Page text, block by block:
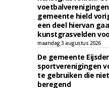
voetbalverenigingen
gemeente hield
een deel hiervan
kunstgrasvelden
maandag 3 augustus 2026
De gemeente
sportverenigingen
te gebruiken die
beregend